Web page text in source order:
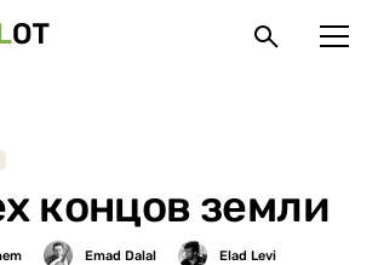
концов земли